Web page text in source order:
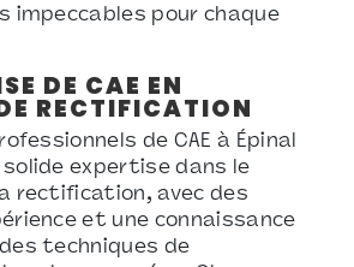
impeccables pour chaque
DE CAE EN
RECTIFICATION
de CAE à Épinal
solide expertise dans le
rectification, avec des
et une connaissance
techniques de